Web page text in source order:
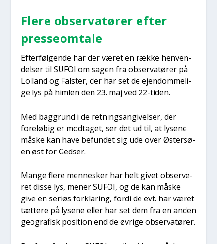
Fle­re obser­va­tø­rer efter
pres­seom­ta­le
Efter­føl­gen­de har der været en ræk­ke hen­ven­
del­ser til SUFOI om sagen fra obser­va­tø­rer på
Lol­land og Fal­ster, der har set de ejen­dom­me­li­
ge lys på him­len den 23. maj ved 22-tiden.
Med bag­grund i de ret­nings­an­gi­vel­ser, der
fore­lø­big er mod­ta­get, ser det ud til, at lyse­ne
måske kan have befun­det sig ude over Øster­sø­
en øst for Ged­ser.
Man­ge fle­re men­ne­sker har helt givet obser­ve­
ret dis­se lys, mener SUFOI, og de kan måske
give en seri­øs for­kla­ring, for­di de evt. har været
tæt­te­re på lyse­ne eller har set dem fra en anden
geo­gra­fisk posi­tion end de øvri­ge obser­va­tø­rer.